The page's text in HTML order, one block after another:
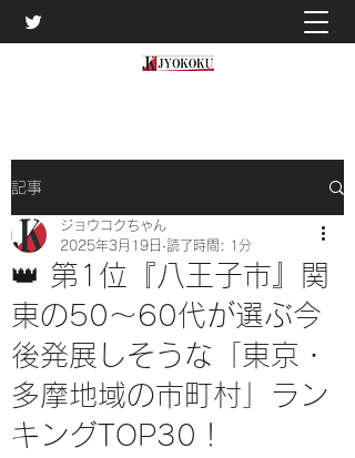
記事
👑 第1位『八王子市』関
東の50～60代が選ぶ今
後発展しそうな「東京・
多摩地域の市町村」ラン
キングTOP30！
ジョウコクちゃん
2025年3月19日 読了時間: 1分